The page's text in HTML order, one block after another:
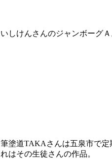
いしけんさんのジャンボーグＡ
筆塗道TAKAさんは五泉市で定
れはその生徒さんの作品。